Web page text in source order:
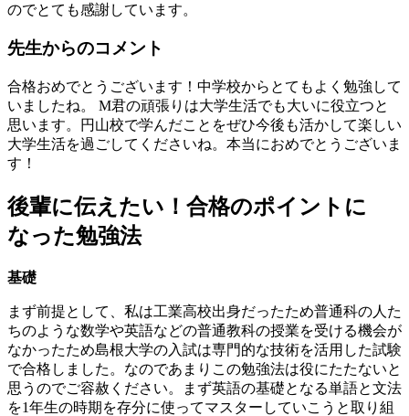
のでとても感謝しています。
先生からのコメン ト
合格おめでとうございます！中学校からとてもよく勉強して
いましたね。 M君の頑張りは大学生活でも大いに役立つと
思います。円山校で学んだことをぜひ今後も活かして楽しい
大学生活を過ごしてくださいね。本当におめでとうございま
す！
後輩に伝えたい！合格のポイントに
なった勉強法
基礎
まず前提として、私は工業高校出身だったため普通科の人た
ちのような数学や英語などの普通教科の授業を受ける機会が
なかったため島根大学の入試は専門的な技術を活用した試験
で合格しました。なのであまりこの勉強法は役にたたないと
思うのでご容赦ください。まず英語の基礎となる単語と文法
を1年生の時期を存分に使ってマスターしていこうと取り組